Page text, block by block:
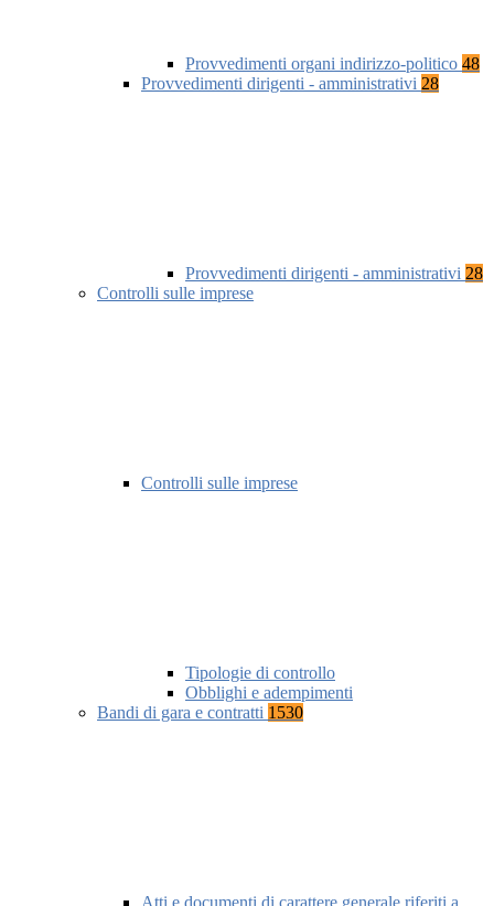
Provvedimenti organi indirizzo-politico 48
Provvedimenti dirigenti - amministrativi 28
Provvedimenti dirigenti - amministrativi 28
Controlli sulle imprese
Controlli sulle imprese
Tipologie di controllo
Obblighi e adempimenti
Bandi di gara e contratti 1530